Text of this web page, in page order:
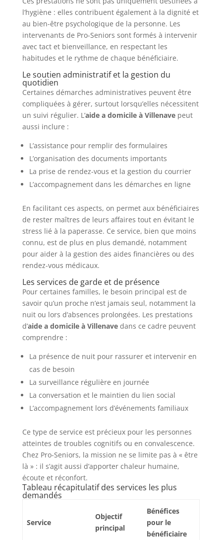
l’hygiène : elles contribuent également à la dignité et
au bien-être psychologique de la personne. Les
intervenants de Pro-Seniors sont formés à intervenir
avec tact et bienveillance, en respectant les
habitudes et le rythme de chaque bénéficiaire.
Le soutien administratif et la gestion du
quotidien
Certaines démarches administratives peuvent être
compliquées à gérer, surtout lorsqu’elles nécessitent
un suivi régulier. L’aide a domicile à Villenavepeut
aussi inclure :
L’assistance pour remplir des formulaires
L’organisation des documents importants
La prise de rendez-vous et la gestion du courrier
L’accompagnement dans les démarches en ligne
En facilitant ces aspects, on permet aux bénéficiaires
de rester maîtres de leurs affaires tout en évitant le
stress lié à la paperasse. Ce service, bien que moins
connu, est de plus en plus demandé, notamment
pour aider à la gestion des aides financières ou des
rendez-vous médicaux.
Les services de garde et de présence
Pour certaines familles, le besoin principal est de
savoir qu’un proche n’est jamais seul, notamment la
nuit ou lors d’absences prolongées. Les prestations
d’aide a domicile à Villenavedans ce cadre peuvent
comprendre :
La présence de nuit pour rassurer et intervenir en
cas de besoin
La surveillance régulière en journée
La conversation et le maintien du lien social
L’accompagnement lors d’événements familiaux
Ce type de service est précieux pour les personnes
atteintes de troubles cognitifs ou en convalescence.
Chez Pro-Seniors, la mission ne se limite pas à « être
là » : il s’agit aussi d’apporter chaleur humaine,
écoute et réconfort.
Tableau récapitulatif des services les plus
demandés
Service
Objectif
principal
Bénéfices
pour le
bénéficiaire